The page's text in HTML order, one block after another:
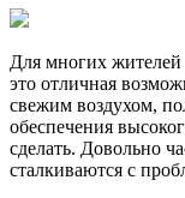
Для многих жителей
это отличная
свежим воздухом,
обеспечения
сделать. Довольно
сталкиваются с